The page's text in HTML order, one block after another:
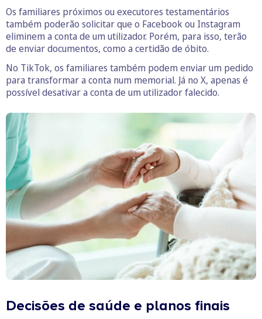
Os familiares próximos ou executores testamentários
também poderão solicitar que o Facebook ou Instagram
eliminem a conta de um utilizador. Porém, para isso, terão
de enviar documentos, como a certidão de óbito.
No TikTok, os familiares também podem enviar um pedido
para transformar a conta num memorial. Já no X, apenas é
possível desativar a conta de um utilizador falecido.
Decisões de saúde e planos finais